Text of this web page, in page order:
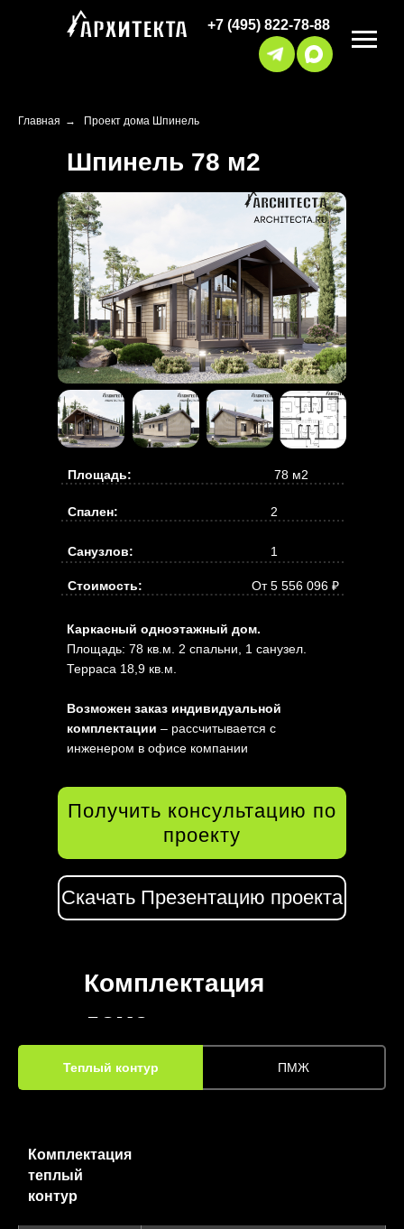
+7 (495) 822-78-88
Главная → Проект дома Шпинель
Шпинель 78 м2
Площадь: 78 м2
Спален: 2
Каркасный одноэтажный дом.
Площадь: 78 кв.м. 2 спальни, 1 санузел.
Терраса 18,9 кв.м.
Возможен заказ индивидуальной
комплектации – рассчитывается с
инженером в офисе компании
Санузлов: 1
Стоимость: От 5 556 096 ₽
Получить консультацию по
проекту
Скачать Презентацию проекта
Комплектация
дома
Теплый контур ПМЖ
Комплектация
теплый
контур